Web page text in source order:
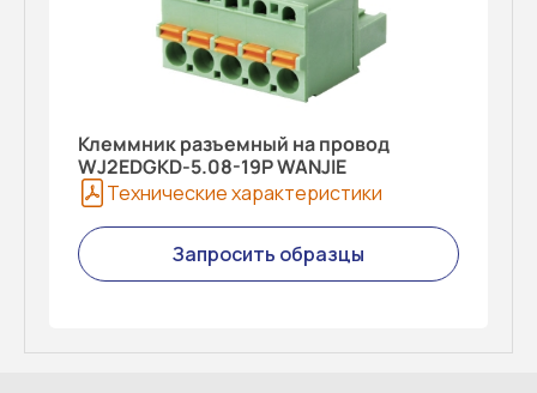
Клеммник разъемный на провод
WJ2EDGKD-5.08-19P WANJIE
Технические характеристики
Запросить образцы